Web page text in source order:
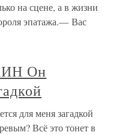
на сцене, а в жизни
эпатажа.— Вас
Он
для меня загадкой
Всё это тонет в